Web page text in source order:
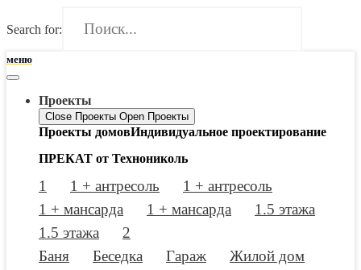
Search for:
меню
Проекты
Close Проекты Open Проекты
Проекты домовИндивидуальное проектирование
ПРЕКАТ от Технониколь
1 1 + антресоль
1 + антресоль
1 + мансарда
1 + мансарда
1.5 этажа
1.5 этажа
2
Баня
Беседка Гараж
Жилой дом